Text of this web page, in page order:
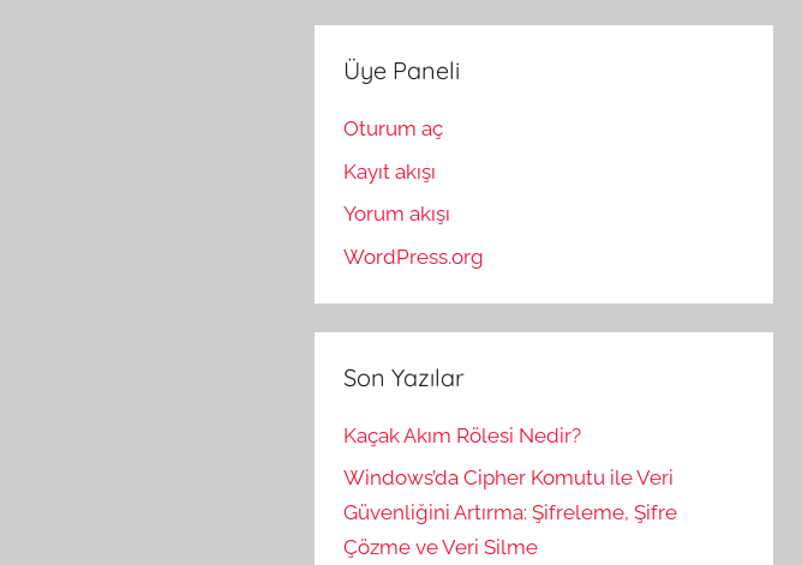
Üye Paneli
Oturum aç
Kayıt akışı
Yorum akışı
WordPress.org
Son Yazılar
Kaçak Akım Rölesi Nedir?
Windows’da Cipher Komutu ile Veri
Güvenliğini Artırma: Şifreleme, Şifre
Çözme ve Veri Silme